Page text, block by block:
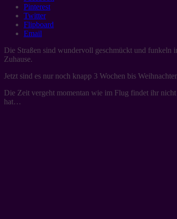
Pinterest
Twitter
Flipboard
Email
Die Straßen sind wundervoll geschmückt und funkeln
Zuhause.
Jetzt sind es nur noch knapp 3 Wochen bis
Die Zeit vergeht momentan wie im Flug findet ihr
hat…